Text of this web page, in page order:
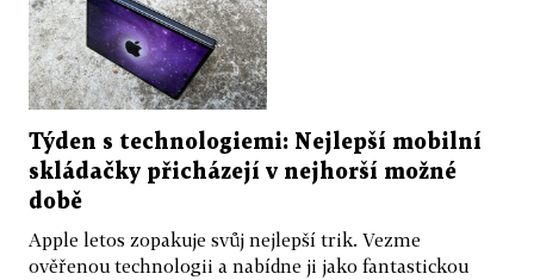
Týden s technologiemi: Nejlepší mobilní
skládačky přicházejí v nejhorší možné
době
Apple letos zopakuje svůj nejlepší trik. Vezme
ověřenou technologii a nabídne ji jako fantastickou